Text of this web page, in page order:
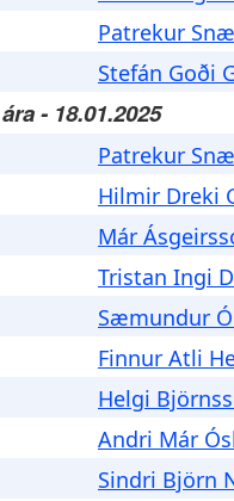
Patrekur
Stefán Goði
- 18.01.2025
Patrekur
Hilmir Dreki
Már
Tristan Ingi
Sæmundur
Finnur Atli
Helgi
Andri Már
Sindri Björn